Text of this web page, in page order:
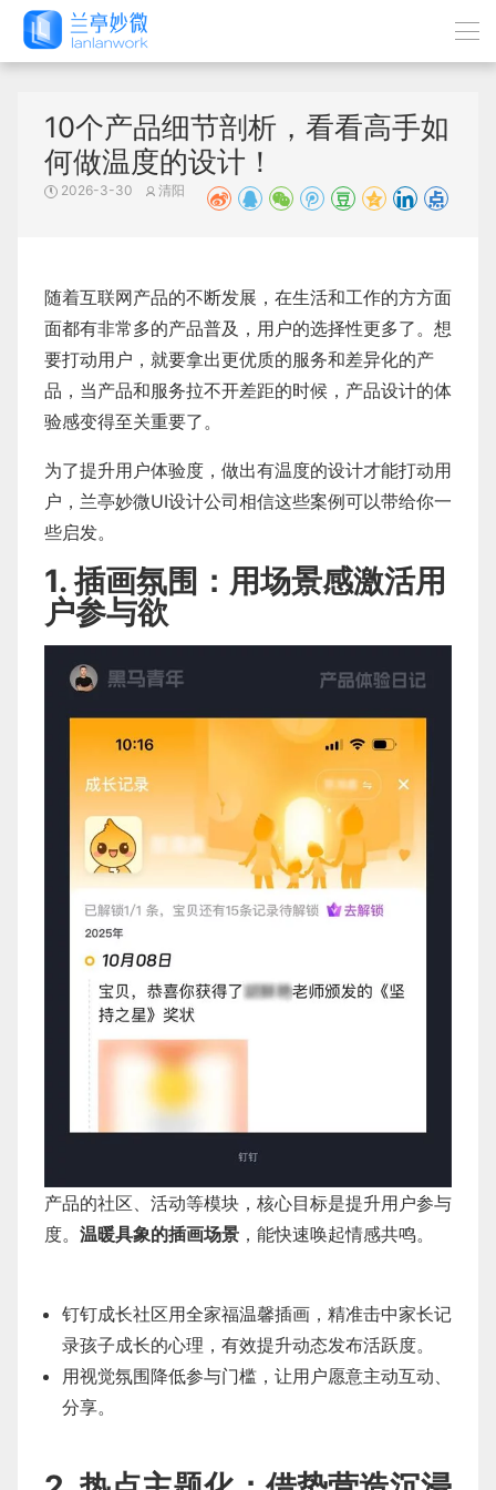
10个产品细节剖析，看看高手如
何做温度的设计！
2026-3-30 清阳
随着互联网产品的不断发展，在生活和工作的方方面
面都有非常多的产品普及，用户的选择性更多了。想
要打动用户，就要拿出更优质的服务和差异化的产
品，当产品和服务拉不开差距的时候，产品设计的体
验感变得至关重要了。
为了提升用户体验度，做出有温度的设计才能打动用
户，兰亭妙微UI设计公司相信这些案例可以带给你一
些启发。
1. 插画氛围：用场景感激活用
户参与欲
产品的社区、活动等模块，核心目标是提升用户参与
度。 温暖具象的插画场景 ，能快速唤起情感共鸣。
钉钉成长社区用全家福温馨插画，精准击中家长记
录孩子成长的心理，有效提升动态发布活跃度。
用视觉氛围降低参与门槛，让用户愿意主动互动、
分享。